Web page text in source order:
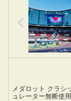
メダロット クラシ
ュレーター無断使